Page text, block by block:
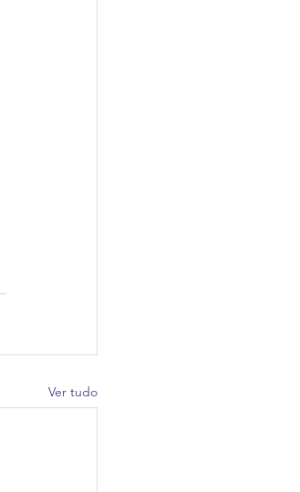
Ver tudo